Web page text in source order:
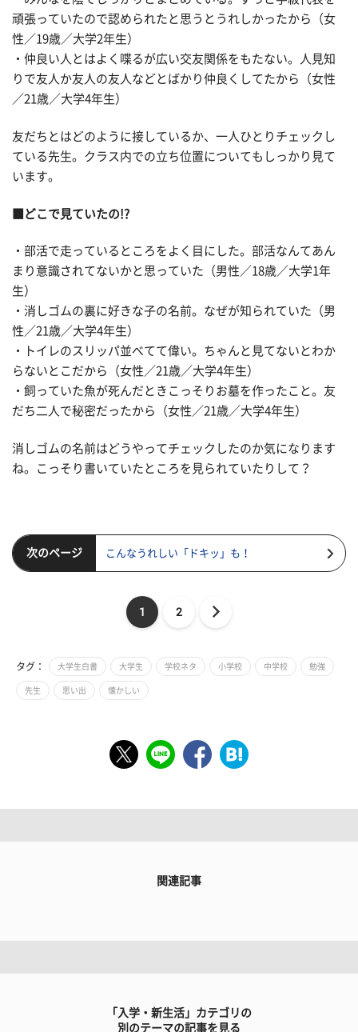
頑張っていたので認められたと思うとうれしかったから（女
性／19歳／大学2年生）
・仲良い人とはよく喋るが広い交友関係をもたない。人見知
りで友人か友人の友人などとばかり仲良くしてたから（女性
／21歳／大学4年生）
友だちとはどのように接しているか、一人ひとりチェックし
ている先生。クラス内での立ち位置についてもしっかり見て
います。
■どこで見ていたの!?
・部活で走っているところをよく目にした。部活なんてあん
まり意識されてないかと思っていた（男性／18歳／大学1年
生）
・消しゴムの裏に好きな子の名前。なぜが知られていた（男
性／21歳／大学4年生）
・トイレのスリッパ並べてて偉い。ちゃんと見てないとわか
らないとこだから（女性／21歳／大学4年生）
・飼っていた魚が死んだときこっそりお墓を作ったこと。友
だち二人で秘密だったから（女性／21歳／大学4年生）
消しゴムの名前はどうやってチェックしたのか気になります
ね。こっそり書いていたところを見られていたりして？
次のページ こんなうれしい「ドキッ」も！
1 2
タグ： 大学生白書 大学生 学校ネタ 小学校 中学校 勉強
先生 思い出 懐かしい
関連記事
「入学・新生活」カテゴリの
別のテーマの記事を見る